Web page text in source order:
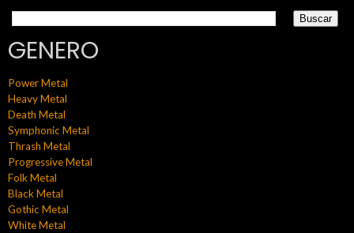
GENERO
Power Metal
Heavy Metal
Death Metal
Symphonic Metal
Thrash Metal
Progressive Metal
Folk Metal
Black Metal
Gothic Metal
White Metal